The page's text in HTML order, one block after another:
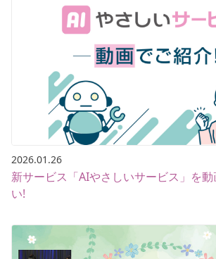
2026.01.26
新サービス「AIやさしいサービス」を
い!